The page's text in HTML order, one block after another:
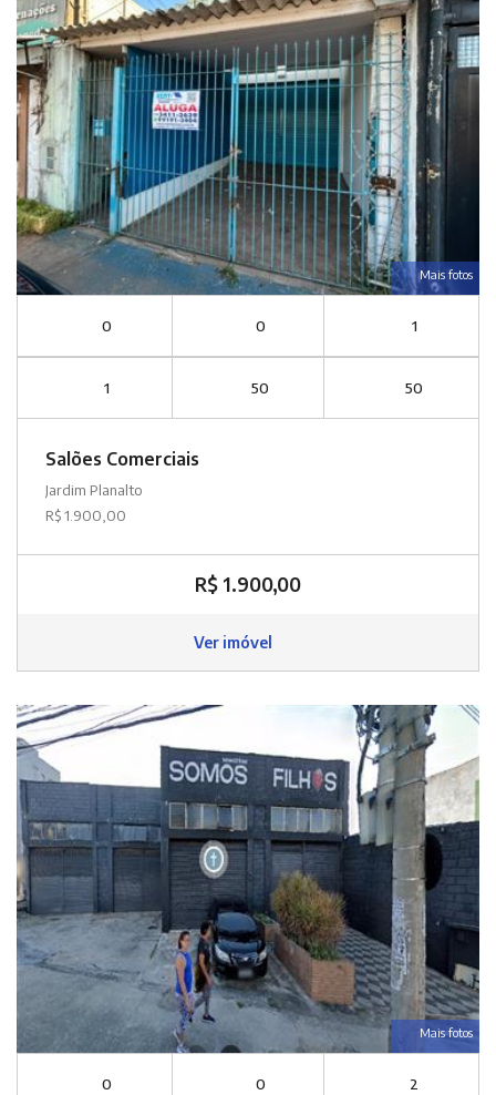
Mais fotos
0 0 1
1 50 50
Salões Comerciais
Jardim Planalto
R$ 1.900,00
R$ 1.900,00
Ver imóvel
Mais fotos
0 0 2